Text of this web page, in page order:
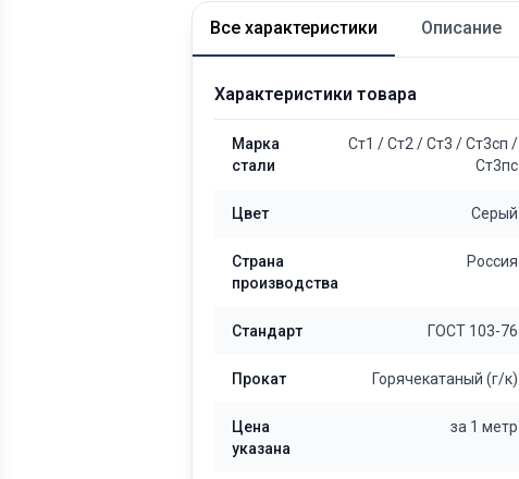
Все характеристики Описание
Характеристики товара
Марка
стали
Ст1 /Ст2 /Ст3 /Ст3сп /
Ст3пс
Цвет Серый
Страна
производства
Россия
Стандарт ГОСТ 103-76
Прокат Горячекатаный (г/к)
Цена
указана
за 1 метр